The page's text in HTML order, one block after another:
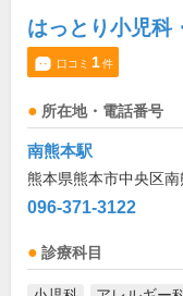
はっとり小児科
口コミ 1件
所在地・電話番号
南熊本駅
熊本県熊本市中央区
096-371-3122
診療科目